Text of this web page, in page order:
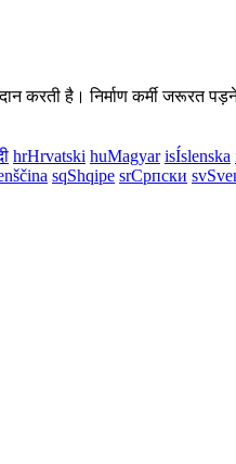
करती है। निर्माण कर्मी
hrHrvatski huMagyar isÍslenska
sqShqipe srСрпски sv